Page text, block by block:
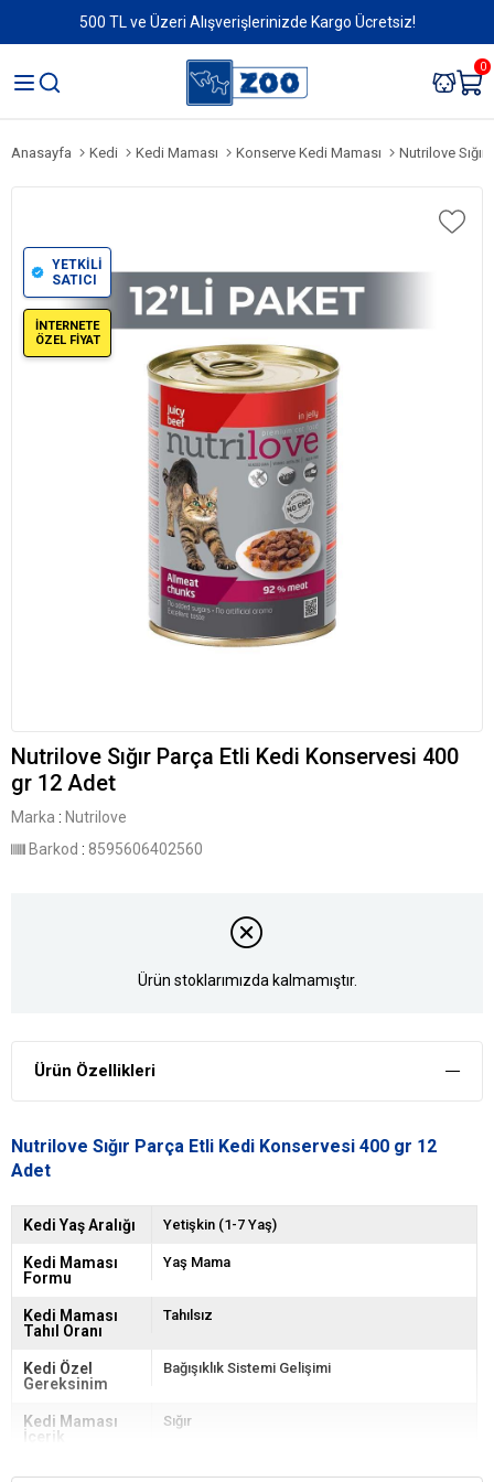
500 TL ve Üzeri Alışverişlerinizde Kargo Ücretsiz!
0
Anasayfa Kedi Kedi Maması Konserve Kedi Maması Nutrilove
YETKİLİ
SATICI
İNTERNETE
ÖZEL FİYAT
Nutrilove Sığır Parça Etli Kedi Konservesi 400
gr 12 Adet
Marka : Nutrilove
Barkod : 8595606402560
Ürün stoklarımızda kalmamıştır.
Ürün Özellikleri
Nutrilove Sığır Parça Etli Kedi Konservesi 400 gr 12
Adet
Kedi Yaş Aralığı Yetişkin (1-7 Yaş)
Kedi Maması
Formu
Yaş Mama
Kedi Maması
Tahıl Oranı
Tahılsız
Kedi Özel
Gereksinim
Bağışıklık Sistemi Gelişimi
Kedi Maması
İçerik
Sığır
Kedi Maması
101-500 gr